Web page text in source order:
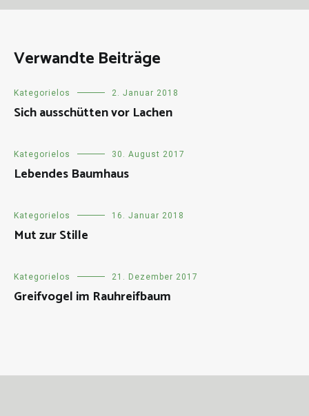
Verwandte Beiträge
Kategorielos 2. Januar 2018
Sich ausschütten vor Lachen
Kategorielos 30. August 2017
Lebendes Baumhaus
Kategorielos 16. Januar 2018
Mut zur Stille
Kategorielos 21. Dezember 2017
Greifvogel im Rauhreifbaum